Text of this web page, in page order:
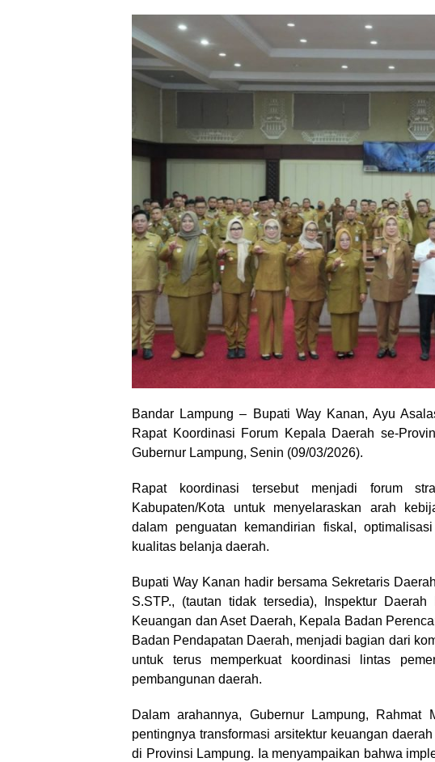
Bandar Lampung – Bupati Way Kanan, Ayu
Rapat Koordinasi Forum Kepala Daerah se-
Gubernur Lampung, Senin (09/03/2026).
Rapat koordinasi tersebut menjadi forum
Kabupaten/Kota untuk menyelaraskan arah
dalam penguatan kemandirian fiskal,
kualitas belanja daerah.
Bupati Way Kanan hadir bersama Sekretaris
S.STP., (tautan tidak tersedia), Inspektur
Keuangan dan Aset Daerah, Kepala Badan
Badan Pendapatan Daerah, menjadi bagian dari
untuk terus memperkuat koordinasi lintas
pembangunan daerah.
Dalam arahannya, Gubernur Lampung, Rahmat
pentingnya transformasi arsitektur keuangan
di Provinsi Lampung. Ia menyampaikan bahwa